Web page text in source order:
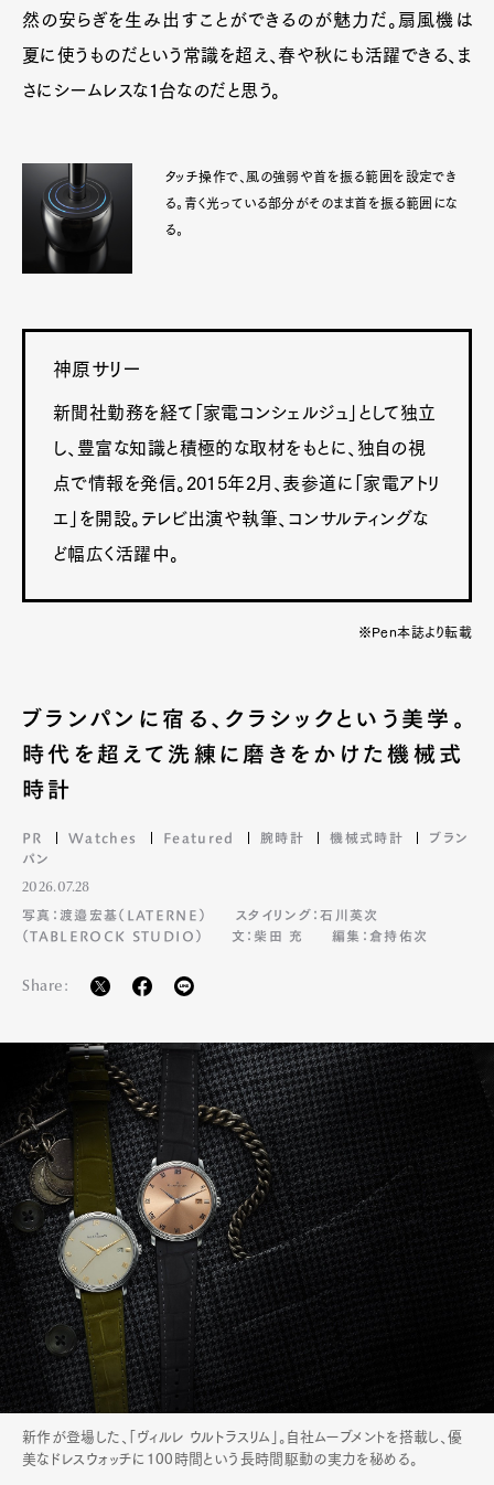
然の安らぎを生み出すことができるのが魅力だ。扇風機は
夏に使うものだという常識を超え、春や秋にも活躍できる、ま
さにシームレスな1台なのだと思う。
タッチ操作で、風の強弱や首を振る範囲を設定でき
る。青く光っている部分がそのまま首を振る範囲にな
る。
神原サリー
新聞社勤務を経て「家電コンシェルジュ」として独立
し、豊富な知識と積極的な取材をもとに、独自の視
点で情報を発信。2015年2月、表参道に「家電アトリ
エ」を開設。テレビ出演や執筆、コンサルティングな
ど幅広く活躍中。
※Pen本誌より転載
ブランパンに宿る、クラシックという美学。
時代を超えて洗練に磨きをかけた機械式
時計
PR Watches Featured 腕時計 機械式時計
ブラン
パン
2026.07.28
写真：渡邉宏基（LATERNE）
スタイリング：石川英次
（TABLEROCK STUDIO）
文：柴田 充 編集：倉持佑次
Share:
新作が登場した、「ヴィルレ ウルトラスリム」。自社ムーブメントを搭載し、優
美なドレスウォッチに100時間という長時間駆動の実力を秘める。